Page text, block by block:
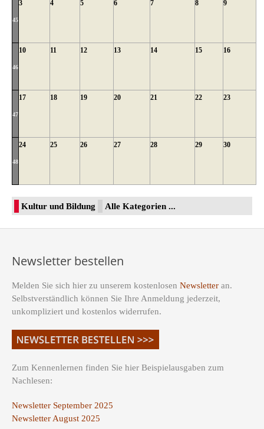
45
3 4 5 6 7 8 9
46
10 11 12 13 14 15 16
47
17 18 19 20 21 22 23
48
24 25 26 27 28 29 30
Kultur und Bildung Alle Kategorien ...
Newsletter bestellen
Melden Sie sich hier zu unserem kostenlosen Newsletter an.
Selbstverständlich können Sie Ihre Anmeldung jederzeit,
unkompliziert und kostenlos widerrufen.
Zum Kennenlernen finden Sie hier Beispielausgaben zum
Nachlesen:
Newsletter September 2025
Newsletter August 2025